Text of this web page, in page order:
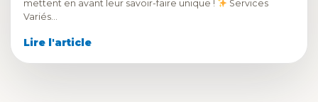
mettent en avant leur savoir-faire unique !
Services
Variés…
Lire l'article